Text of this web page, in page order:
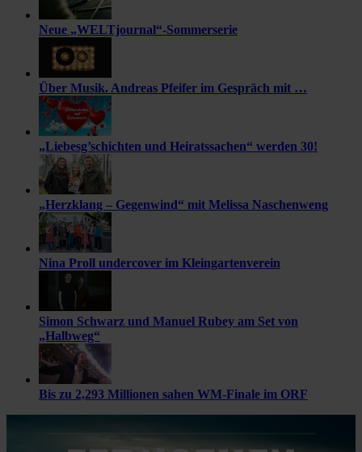
Neue „WELTjournal“-Sommerserie
Über Musik. Andreas Pfeifer im Gespräch mit …
„Liebesg’schichten und Heiratssachen“ werden 30!
„Herzklang – Gegenwind“ mit Melissa Naschenweng
Nina Proll undercover im Kleingartenverein
Simon Schwarz und Manuel Rubey am Set von
„Halbweg“
Bis zu 2,293 Millionen sahen WM-Finale im ORF